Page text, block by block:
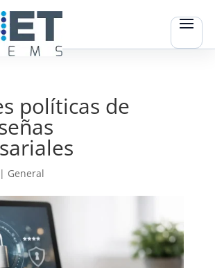
políticas de
General